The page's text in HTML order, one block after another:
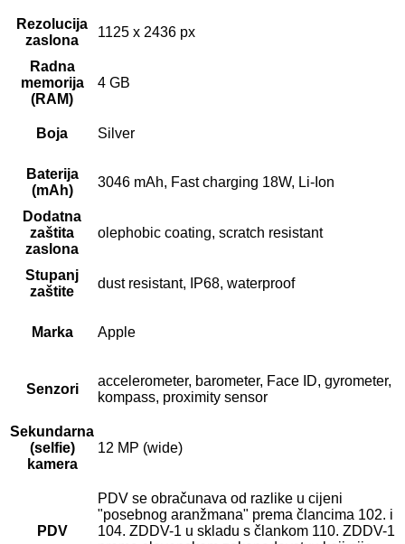
Rezolucija
zaslona
1125 x 2436 px
Radna
memorija
(RAM)
4 GB
Boja Silver
Baterija
(mAh)
3046 mAh, Fast charging 18W, Li-Ion
Dodatna
zaštita
zaslona
olephobic coating, scratch resistant
Stupanj
zaštite
dust resistant, IP68, waterproof
Marka Apple
Senzori
accelerometer, barometer, Face ID, gyrometer,
kompass, proximity sensor
Sekundarna
(selfie)
kamera
12 MP (wide)
PDV
PDV se obračunava od razlike u cijeni
"posebnog aranžmana" prema člancima 102. i
104. ZDDV-1 u skladu s člankom 110. ZDDV-1